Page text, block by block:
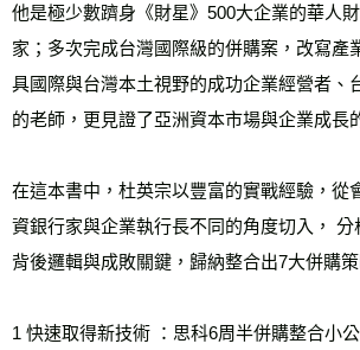
他是極少數躋身《財星》500大企業的華人
家；多次完成台灣國際級的併購案，改寫產
具國際與台灣本土視野的成功企業經營者、
的老師，更見證了亞洲資本市場與企業成長
在這本書中，杜英宗以豐富的實戰經驗，從
資銀行家與企業執行長不同的角度切入，
背後邏輯與成敗關鍵，歸納整合出7大併購策
1 快速取得新技術 ：思科6周半併購整合小